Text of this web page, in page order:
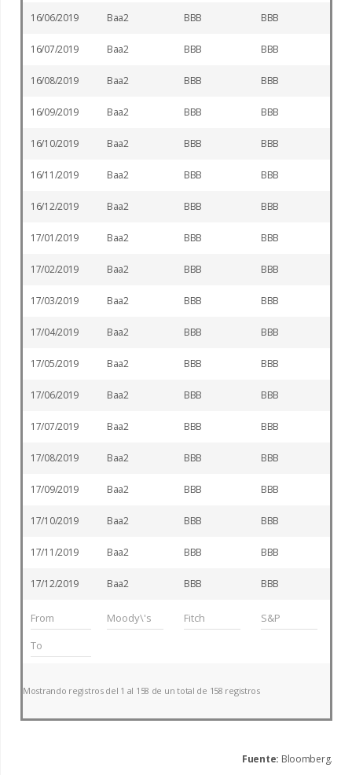
16/06/2019 Baa2 BBB BBB
16/07/2019 Baa2 BBB BBB
16/08/2019 Baa2 BBB BBB
16/09/2019 Baa2 BBB BBB
16/10/2019 Baa2 BBB BBB
16/11/2019 Baa2 BBB BBB
16/12/2019 Baa2 BBB BBB
17/01/2019 Baa2 BBB BBB
17/02/2019 Baa2 BBB BBB
17/03/2019 Baa2 BBB BBB
17/04/2019 Baa2 BBB BBB
17/05/2019 Baa2 BBB BBB
17/06/2019 Baa2 BBB BBB
17/07/2019 Baa2 BBB BBB
17/08/2019 Baa2 BBB BBB
17/09/2019 Baa2 BBB BBB
17/10/2019 Baa2 BBB BBB
17/11/2019 Baa2 BBB BBB
17/12/2019 Baa2 BBB BBB
Mostrando registros del 1 al 158 de un total de 158 registros
Fuente: Bloomberg.